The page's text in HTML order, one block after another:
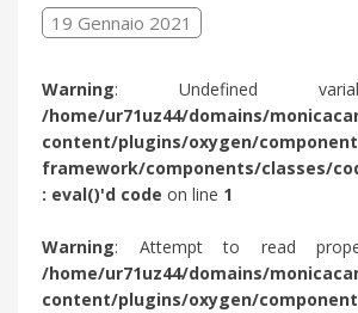
19 Gennaio 2021
Warning: Undefined
/home/ur71uz44/domains/
content/plugins/oxygen/
framework/components/classes/
: eval()'d code on line 1
Warning: Attempt to read
/home/ur71uz44/domains/
content/plugins/oxygen/